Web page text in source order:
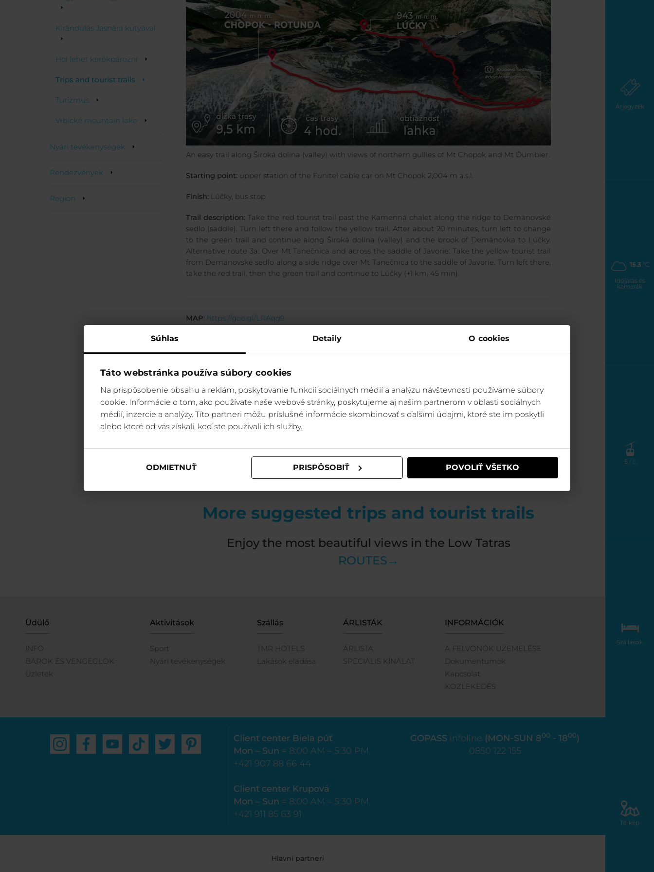
Súhlas Detaily O cookies
Táto webstránka používa súbory cookies
Na prispôsobenie obsahu a reklám, poskytovanie funkcií sociálnych médií a analýzu návštevnosti používame súbory
cookie. Informácie o tom, ako používate naše webové stránky, poskytujeme aj našim partnerom v oblasti sociálnych
médií, inzercie a analýzy. Títo partneri môžu príslušné informácie skombinovať s ďalšími údajmi, ktoré ste im poskytli
alebo ktoré od vás získali, keď ste používali ich služby.
ODMIETNUŤ PRISPÔSOBIŤ POVOLIŤ VŠETKO
Árjegyzék
15.3 °C
Időjárás és
kamerák
5 / 5
Szállások
Térkép
Kirándulás Jasnára kutyával
Hol lehet kerékpározni
Trips and tourist trails
Turizmus
Vrbické mountain lake
Nyári tevékenységek
Rendezvények
Region
An easy trail along Široká dolina (valley) with views of northern gullies of Mt Chopok and Mt Ďumbier.
Starting point: upper station of the Funitel cable car on Mt Chopok 2,004 m a.s.l.
Finish: Lúčky, bus stop
Trail description: Take the red tourist trail past the Kamenná chalet along the ridge to Demänovské
sedlo (saddle). Turn left there and follow the yellow trail. After about 20 minutes, turn left to change
to the green trail and continue along Široká dolina (valley) and the brook of Demänovka to Lúčky.
Alternative route 3a: Over Mt Tanečnica and across the saddle of Javorie: Take the yellow tourist trail
from Demänovské sedlo along a side ridge over Mt Tanečnica to the saddle of Javorie. Turn left there,
take the red trail, then the green trail and continue to Lúčky (+1 km, 45 min).
MAP: https://goo.gl/LRAqg9
More suggested trips and tourist trails
Enjoy the most beautiful views in the Low Tatras
ROUTES→
Üdülő
INFO
BÁROK ÉS VENGÉGLÖK
Üzletek
Aktivitások
Sport
Nyári tevékenységek
Szállás
TMR HOTELS
Lakások eladása
ÁRLISTÁK
ÁRLISTA
SPECIÁLIS KÍNÁLAT
INFORMÁCIÓK
A FELVONÓK ÜZEMELÉSE
Dokumentumok
Kapcsolat
KÖZLEKEDÉS
Client center Biela púť
Mon – Sun = 8:00 AM – 5:30 PM
+421 907 88 66 44
Client center Krupová
Mon – Sun = 8:00 AM – 5:30 PM
+421 911 85 63 91
GOPASS infoline (MON-SUN 800 - 1800)
0850 122 155
Hlavní partneri